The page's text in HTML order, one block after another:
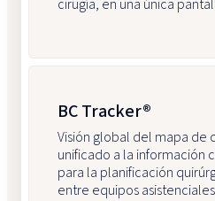
cirugía, en una única
BC Tracker®
Visión global del mapa de
unificado a la información
para la planificación
entre equipos